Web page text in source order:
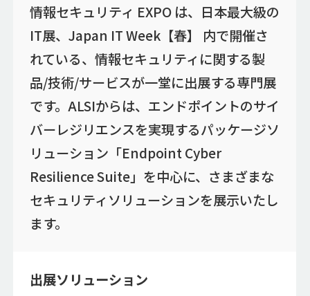
情報セキュリティ EXPO は、日本最大級の
IT展、Japan IT Week【春】 内で開催さ
れている、情報セキュリティに関する製
品/技術/サービスが一堂に出展する専門展
です。ALSIからは、エンドポイントのサイ
バーレジリエンスを実現するパッケージソ
リューション「Endpoint Cyber
Resilience Suite」を中心に、さまざまな
セキュリティソリューションを展示いたし
ます。
出展ソリューション